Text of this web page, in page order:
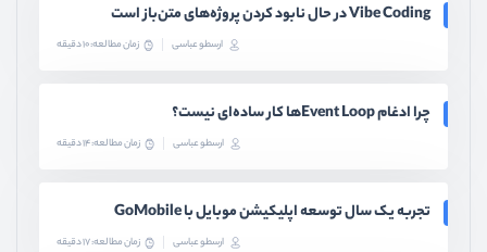
Vibe Coding در حال نابود کردن پروژه‌های متن‌باز است
ارسطو عباسی زمان مطالعه: 10 دقیقه
چرا ادغام Event Loopها کار ساده‌ای نیست؟
ارسطو عباسی زمان مطالعه: 14 دقیقه
تجربه یک سال توسعه اپلیکیشن موبایل با GoMobile
ارسطو عباسی زمان مطالعه: 17 دقیقه